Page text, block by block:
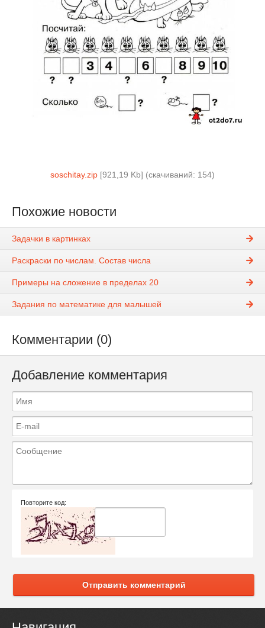
soschitay.zip [921,19 Kb] (cкачиваний: 154)
Похожие новости
Задачки в картинках
Раскраски по числам. Состав числа
Примеры на сложение в пределах 20
Задания по математике для малышей
Комментарии (0)
Добавление комментария
Повторите код:
Отправить комментарий